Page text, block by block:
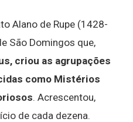
Alano de Rupe (1428-
São Domingos que,
criou as agrupações
como Mistérios
. Acrescentou,
de cada dezena.